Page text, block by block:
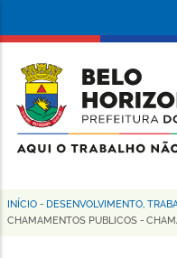
conteúdo
principal
da
Prefeitura
de
Horizonte
Trilha
INÍCIO - DESENVOLVIMENTO,
CHAMAMENTOS PUBLICOS -